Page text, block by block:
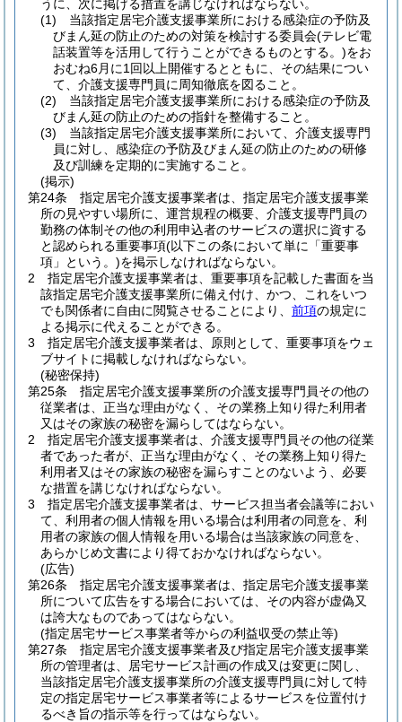
うに、次に掲げる措置を講じなければならない。
(1)
当該指定居宅介護支援事業所における感染症の予防及
びまん延の防止のための対策を検討する委員会(テレビ電
話装置等を活用して行うことができるものとする。)をお
おむね6月に1回以上開催するとともに、その結果につい
て、介護支援専門員に周知徹底を図ること。
(2)
当該指定居宅介護支援事業所における感染症の予防及
びまん延の防止のための指針を整備すること。
(3)
当該指定居宅介護支援事業所において、介護支援専門
員に対し、感染症の予防及びまん延の防止のための研修
及び訓練を定期的に実施すること。
(掲示)
第24条
指定居宅介護支援事業者は、指定居宅介護支援事業
所の見やすい場所に、運営規程の概要、介護支援専門員の
勤務の体制その他の利用申込者のサービスの選択に資する
と認められる重要事項(以下この条において単に「重要事
項」という。)を掲示しなければならない。
2
指定居宅介護支援事業者は、重要事項を記載した書面を当
該指定居宅介護支援事業所に備え付け、かつ、これをいつ
でも関係者に自由に閲覧させることにより、 前項の規定に
よる掲示に代えることができる。
3
指定居宅介護支援事業者は、原則として、重要事項をウェ
ブサイトに掲載しなければならない。
(秘密保持)
第25条
指定居宅介護支援事業所の介護支援専門員その他の
従業者は、正当な理由がなく、その業務上知り得た利用者
又はその家族の秘密を漏らしてはならない。
2
指定居宅介護支援事業者は、介護支援専門員その他の従業
者であった者が、正当な理由がなく、その業務上知り得た
利用者又はその家族の秘密を漏らすことのないよう、必要
な措置を講じなければならない。
3
指定居宅介護支援事業者は、サービス担当者会議等におい
て、利用者の個人情報を用いる場合は利用者の同意を、利
用者の家族の個人情報を用いる場合は当該家族の同意を、
あらかじめ文書により得ておかなければならない。
(広告)
第26条
指定居宅介護支援事業者は、指定居宅介護支援事業
所について広告をする場合においては、その内容が虚偽又
は誇大なものであってはならない。
(指定居宅サービス事業者等からの利益収受の禁止等)
第27条
指定居宅介護支援事業者及び指定居宅介護支援事業
所の管理者は、居宅サービス計画の作成又は変更に関し、
当該指定居宅介護支援事業所の介護支援専門員に対して特
定の指定居宅サービス事業者等によるサービスを位置付け
るべき旨の指示等を行ってはならない。